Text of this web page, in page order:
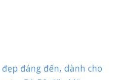
đáng đến, dành cho